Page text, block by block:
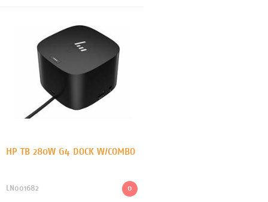
HP TB 280W G4 DOCK W/COMBO
0
LN001682